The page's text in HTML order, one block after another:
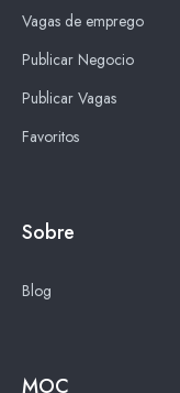
Vagas de emprego
Publicar Negocio
Publicar Vagas
Favoritos
Sobre
Blog
MOC